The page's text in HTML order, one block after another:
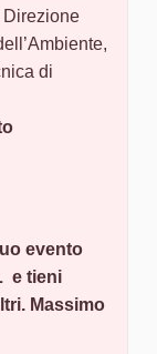
Direzione
di
evento
e tieni
Massimo